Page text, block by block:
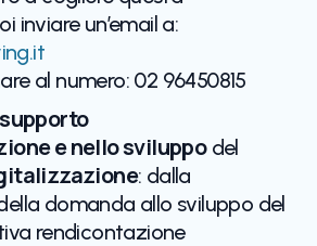
inviare un’email a:
al numero: 02 96450815
e nello sviluppodel
: dalla
domanda allo sviluppo del
rendicontazione